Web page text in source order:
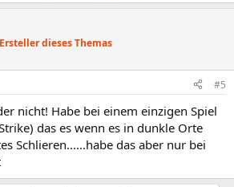
Ersteller dieses Themas
#5
nicht! Habe bei einem einzigen Spiel
das es wenn es in dunkle Orte
Schlieren......habe das aber nur bei